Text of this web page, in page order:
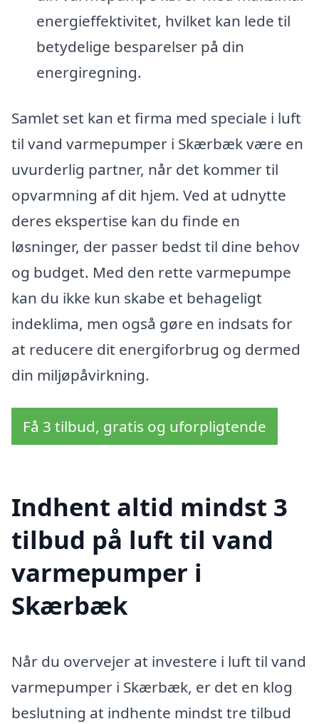
energieffektivitet, hvilket kan lede til
betydelige besparelser på din
energiregning.
Samlet set kan et firma med speciale i luft
til vand varmepumper i Skærbæk være en
uvurderlig partner, når det kommer til
opvarmning af dit hjem. Ved at udnytte
deres ekspertise kan du finde en
løsninger, der passer bedst til dine behov
og budget. Med den rette varmepumpe
kan du ikke kun skabe et behageligt
indeklima, men også gøre en indsats for
at reducere dit energiforbrug og dermed
din miljøpåvirkning.
Få 3 tilbud, gratis og uforpligtende
Indhent altid mindst 3
tilbud på luft til vand
varmepumper i
Skærbæk
Når du overvejer at investere i luft til vand
varmepumper i Skærbæk, er det en klog
beslutning at indhente mindst tre tilbud